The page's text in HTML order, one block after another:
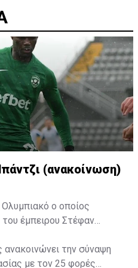
(ανακοίνωση)
Ολυμπιακό ο οποίος
έμπειρου Στέφαν
την σύναψη
με τον 25 φορές